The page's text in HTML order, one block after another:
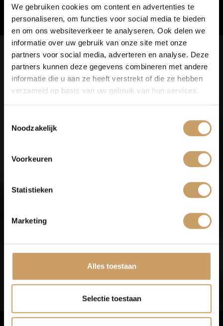
We gebruiken cookies om content en advertenties te
personaliseren, om functies voor social media te bieden
en om ons websiteverkeer te analyseren. Ook delen we
informatie over uw gebruik van onze site met onze
partners voor social media, adverteren en analyse. Deze
partners kunnen deze gegevens combineren met andere
informatie die u aan ze heeft verstrekt of die ze hebben
verzameld op basis van uw gebruik van hun services.
Noodzakelijk
Voorkeuren
Statistieken
Marketing
Alles toestaan
Selectie toestaan
Super service en top bedrijf!
"Ik kom al bij deze garage van kinds af aan
gebleven. Inmiddels ben ik 58 en al
mensen, het hele bedrijf verdient een dikke
10." Monique uit Nijmegen
Bekijk reviews
Autoverzekeringen
Verkoop
Auto onderhoud
Over Autobedrijf De Baaij
Afleverpakketten